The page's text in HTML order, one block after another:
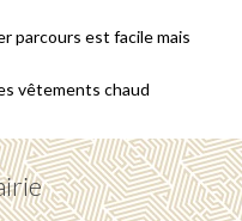
parcours est facile mais
vêtements chaud